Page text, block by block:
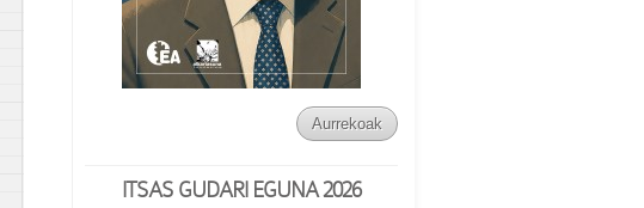
Aurrekoak
ITSAS GUDARI EGUNA 2026